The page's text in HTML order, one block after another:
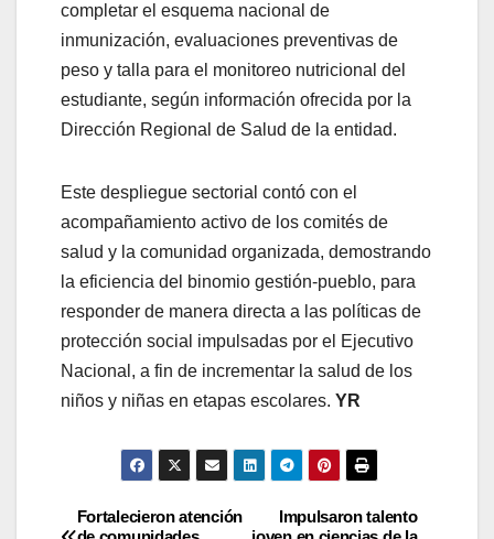
completar el esquema nacional de
inmunización, evaluaciones preventivas de
peso y talla para el monitoreo nutricional del
estudiante, según información ofrecida por la
Dirección Regional de Salud de la entidad.
Este despliegue sectorial contó con el
acompañamiento activo de los comités de
salud y la comunidad organizada, demostrando
la eficiencia del binomio gestión-pueblo, para
responder de manera directa a las políticas de
protección social impulsadas por el Ejecutivo
Nacional, a fin de incrementar la salud de los
niños y niñas en etapas escolares. YR
Impulsaron talento
Fortalecieron atención